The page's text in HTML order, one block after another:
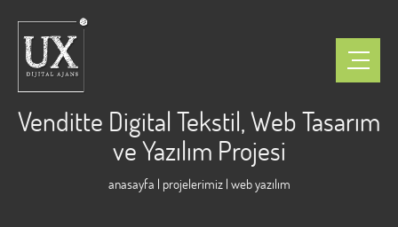
Venditte Digital Tekstil, Web Tasarım
ve Yazılım Projesi
anasayfa | projelerimiz| web yazılım